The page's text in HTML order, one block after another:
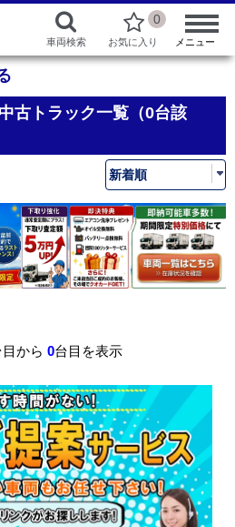
車両検索
0
お気に入り メニュー
古トラック一覧（0台該
目から 0台目を表示